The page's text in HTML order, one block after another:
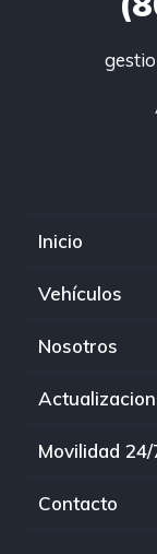
Inicio
Vehículos
Nosotros
Movilidad 24/
Contacto